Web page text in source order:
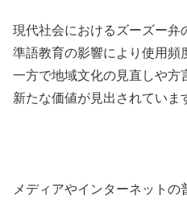
現代社会におけるズーズー弁
準語教育の影響により使用頻
一方で地域文化の見直しや方
新たな価値が見出されていま
メディアやインターネット